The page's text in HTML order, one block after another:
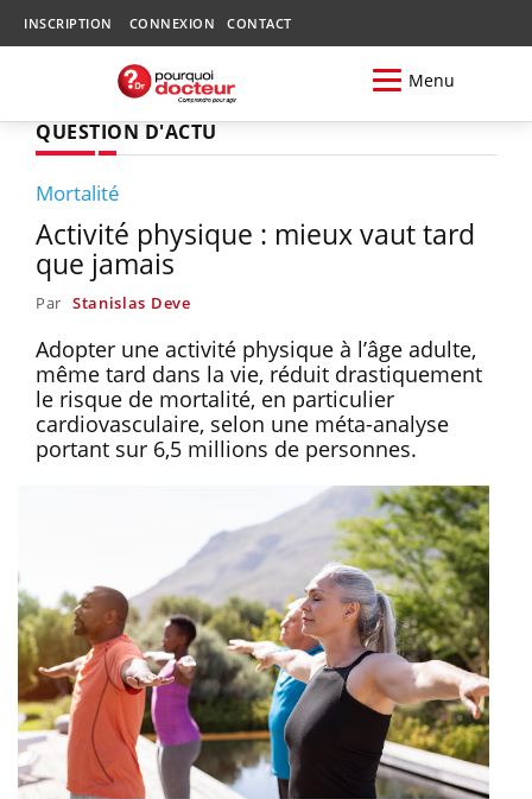
INSCRIPTION CONNEXION CONTACT
Menu
QUESTION D'ACTU
Mortalité
Activité physique : mieux vaut tard
que jamais
Par Stanislas Deve
Adopter une activité physique à l’âge adulte,
même tard dans la vie, réduit drastiquement
le risque de mortalité, en particulier
cardiovasculaire, selon une méta-analyse
portant sur 6,5 millions de personnes.